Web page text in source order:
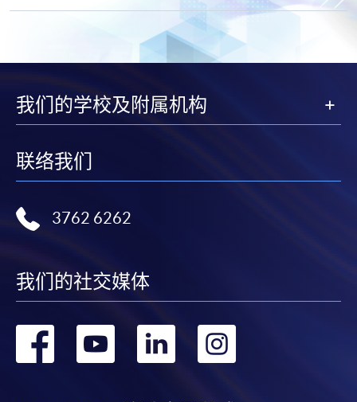
我们的学校及附属机构
联络我们
3762 6262
我们的社交媒体
转 转 转 转